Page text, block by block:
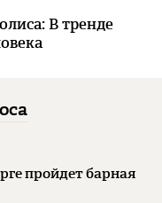
В тренде
пройдет барная